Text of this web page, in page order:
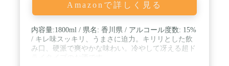
Amazonで詳しく見る
内容量:1800ml / 県名: 香川県 / アルコール度数: 15%
/ キレ味スッキリ、うまさに迫力。キリリとした飲
み口、硬派で爽やかな味わい。冷やして冴える超ド